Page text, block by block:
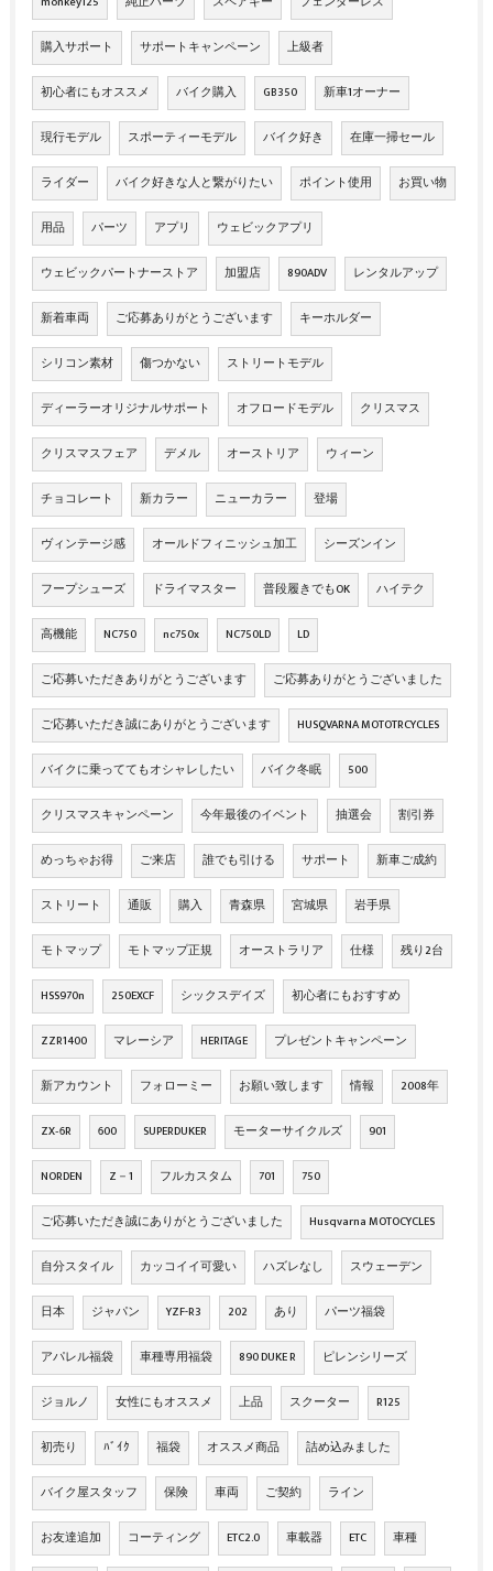
購入サポート サポートキャンペーン 上級者
初心者にもオススメ バイク購入 GB350 新車1オーナー
現行モデル スポーティーモデル バイク好き 在庫一掃セール
ライダー バイク好きな人と繋がりたい ポイント使用 お買い物
用品 パーツ アプリ ウェビックアプリ
ウェビックパートナーストア 加盟店 890ADV レンタルアップ
新着車両 ご応募ありがとうございます キーホルダー
シリコン素材 傷つかない ストリートモデル
ディーラーオリジナルサポート オフロードモデル クリスマス
クリスマスフェア デメル オーストリア ウィーン
チョコレート 新カラー ニューカラー 登場
ヴィンテージ感 オールドフィニッシュ加工 シーズンイン
フープシューズ ドライマスター 普段履きでもOK ハイテク
高機能 NC750 nc750x NC750LD LD
ご応募いただきありがとうございます ご応募ありがとうございました
ご応募いただき誠にありがとうございます HUSQVARNA MOTOTRCYCLES
バイクに乗っててもオシャレしたい バイク冬眠 500
クリスマスキャンペーン 今年最後のイベント 抽選会 割引券
めっちゃお得 ご来店 誰でも引ける サポート 新車ご成約
ストリート 通販 購入 青森県 宮城県 岩手県
モトマップ モトマップ正規 オーストラリア 仕様 残り2台
HSS970n 250EXCF シックスデイズ 初心者にもおすすめ
ZZR1400 マレーシア HERITAGE プレゼントキャンペーン
新アカウント フォローミー お願い致します 情報 2008年
ZX‐6R 600 SUPERDUKER モーターサイクルズ 901
NORDEN Z－1 フルカスタム 701 750
ご応募いただき誠にありがとうございました Husqvarna MOTOCYCLES
自分スタイル カッコイイ可愛い ハズレなし スウェーデン
日本 ジャパン YZF-R3 202 あり パーツ福袋
アパレル福袋 車種専用福袋 890 DUKE R ピレンシリーズ
ジョルノ 女性にもオススメ 上品 スクーター R125
初売り ﾊﾞｲｸ 福袋 オススメ商品 詰め込みました
バイク屋スタッフ 保険 車両 ご契約 ライン
お友達追加 コーティング ETC2.0 車載器 ETC 車種